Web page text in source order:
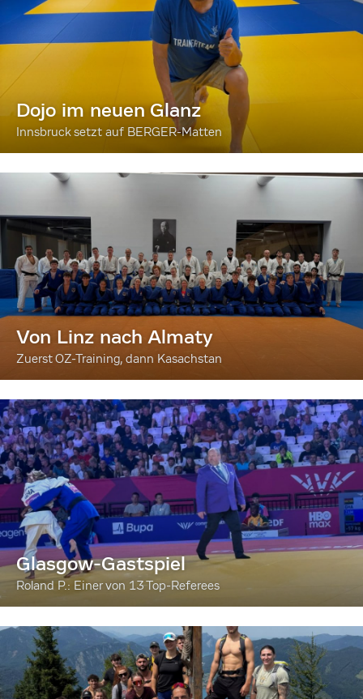
Dojo im neuen Glanz
Innsbruck setzt auf BERGER-Matten
Von Linz nach Almaty
Zuerst OZ-Training, dann Kasachstan
Glasgow-Gastspiel
Roland P.: Einer von 13 Top-Referees